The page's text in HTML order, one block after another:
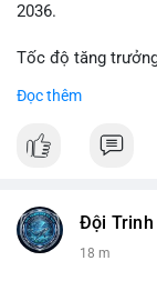
2036.
Tốc độ tăng
trong xe.
điểm nhé!
Đọc thêm
Đội Trinh
18 m